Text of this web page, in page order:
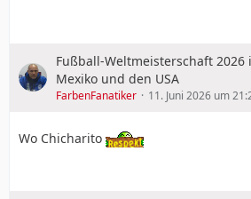
Fußball-Weltmeisterschaft 2026
Mexiko und den USA
FarbenFanatiker 11. Juni 2026 um
Wo Chicharito